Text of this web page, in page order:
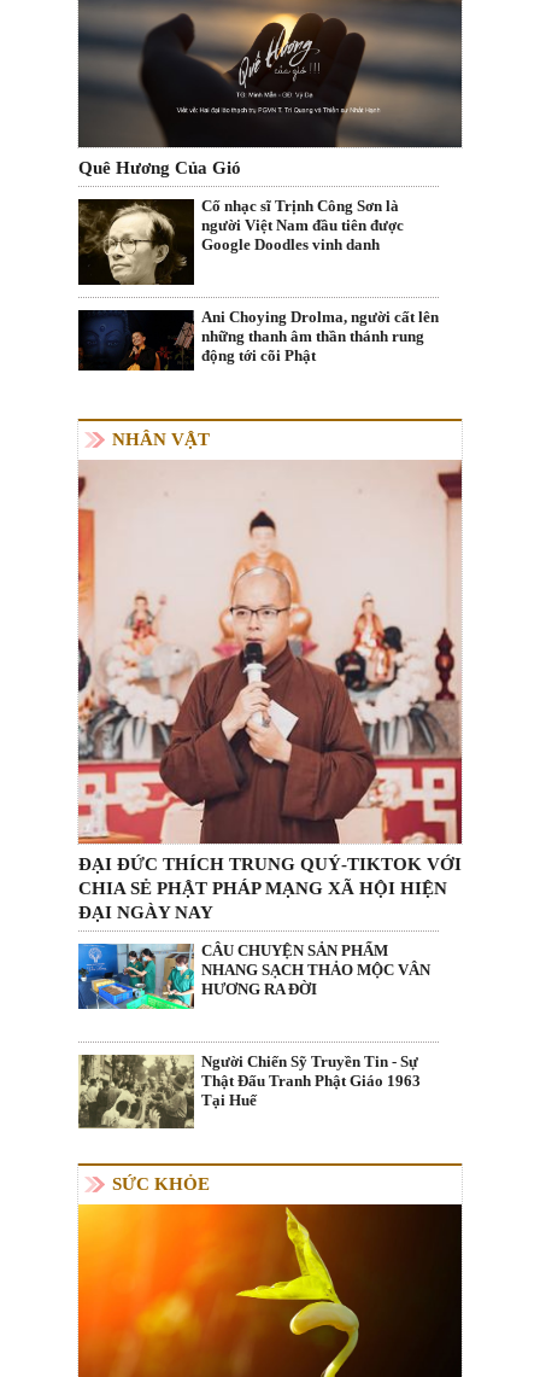
Quê Hương Của Gió
Cố nhạc sĩ Trịnh Công Sơn là
người Việt Nam đầu tiên được
Google Doodles vinh danh
Ani Choying Drolma, người cất lên
những thanh âm thần thánh rung
động tới cõi Phật
NHÂN VẬT
ĐẠI ĐỨC THÍCH TRUNG QUÝ-TIKTOK VỚI
CHIA SẺ PHẬT PHÁP MẠNG XÃ HỘI HIỆN
ĐẠI NGÀY NAY
CÂU CHUYỆN SẢN PHẨM
NHANG SẠCH THẢO MỘC VÂN
HƯƠNG RA ĐỜI
Người Chiến Sỹ Truyền Tin - Sự
Thật Đấu Tranh Phật Giáo 1963
Tại Huế
SỨC KHỎE